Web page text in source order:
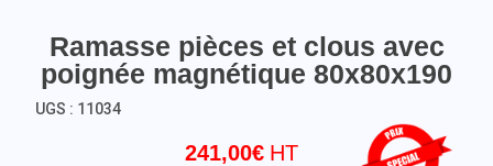
Ramasse pièces et clous avec
poignée magnétique 80x80x190
241,00€
UGS : 11034